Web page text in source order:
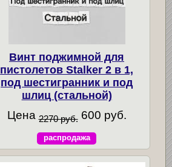
Винт поджимной для
пистолетов Stalker 2 в 1,
под шестигранник и под
шлиц (стальной)
Цена 2270 руб. 600 руб.
распродажа